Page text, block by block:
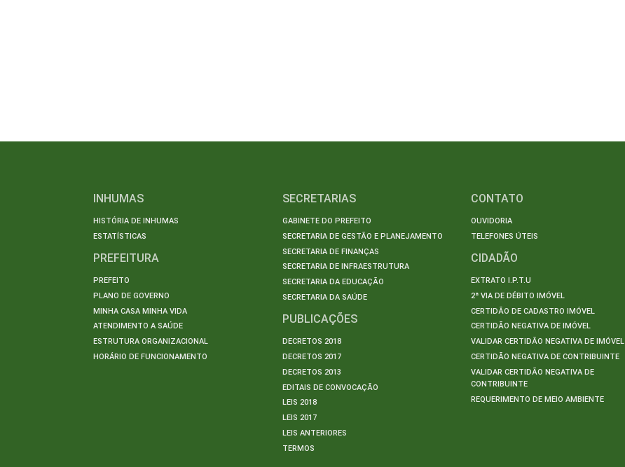
INHUMAS
HISTÓRIA DE INHUMAS
ESTATÍSTICAS
PREFEITURA
PREFEITO
PLANO DE GOVERNO
MINHA CASA MINHA VIDA
ATENDIMENTO A SAÚDE
ESTRUTURA ORGANIZACIONAL
HORÁRIO DE FUNCIONAMENTO
SECRETARIAS
GABINETE DO PREFEITO
SECRETARIA DE GESTÃO E PLANEJAMENTO
SECRETARIA DE FINANÇAS
SECRETARIA DE INFRAESTRUTURA
SECRETARIA DA EDUCAÇÃO
SECRETARIA DA SAÚDE
PUBLICAÇÕES
DECRETOS 2018
DECRETOS 2017
DECRETOS 2013
EDITAIS DE CONVOCAÇÃO
LEIS 2018
LEIS 2017
LEIS ANTERIORES
TERMOS
CONTATO
OUVIDORIA
TELEFONES ÚTEIS
CIDADÃO
EXTRATO I.P.T.U
2ª VIA DE DÉBITO IMÓVEL
CERTIDÃO DE CADASTRO IMÓVEL
CERTIDÃO NEGATIVA DE IMÓVEL
VALIDAR CERTIDÃO NEGATIVA DE IMÓVEL
CERTIDÃO NEGATIVA DE CONTRIBUINTE
VALIDAR CERTIDÃO NEGATIVA DE
CONTRIBUINTE
REQUERIMENTO DE MEIO AMBIENTE